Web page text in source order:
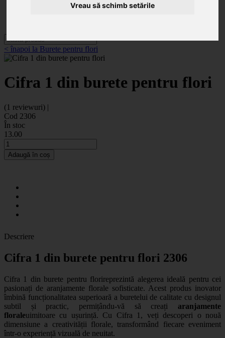
Vreau să schimb setările
< înapoi la Burete pentru flori
Cifra 1 din burete pentru flori
(1 reviewuri) |
Cod 2306
În stoc
13.00
Adaugă în coș
Descriere
Cifra 1 din burete pentru flori 2306
Cifra 1 din burete pentru florireprezintă alegerea ideală pentru cei
pasionați de aranjamente florale sofisticate. Acest produs inovator
îmbină funcționalitatea superioară a buretelui de calitate cu designul
subtil și practic, permițându-vă să creați aranjamente
floraleuimitoare cu ușurință. Cu Cifra 1, veți descoperi o nouă
dimensiune a creativității florale, transformând fiecare eveniment
într-o experiență vizuală de neuitat.